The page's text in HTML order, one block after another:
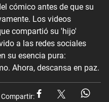
cómico antes de que su
Los videos
compartió su 'hijo'
a las redes sociales
su esencia pura:
Ahora, descansa en paz.
Compartir: